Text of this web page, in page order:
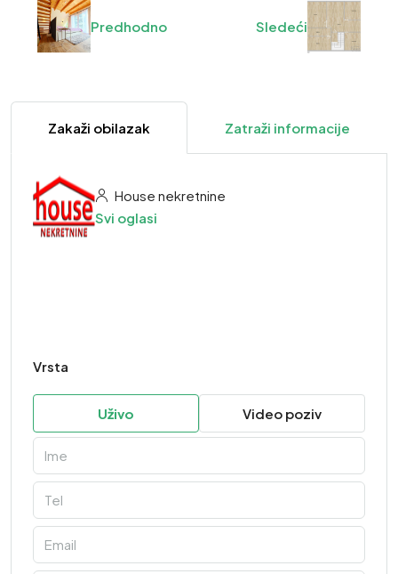
Predhodno Sledeći
Zakaži obilazak Zatraži informacije
House nekretnine
Svi oglasi
Vrsta
Uživo Video poziv